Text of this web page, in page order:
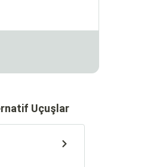
Uçuşlar